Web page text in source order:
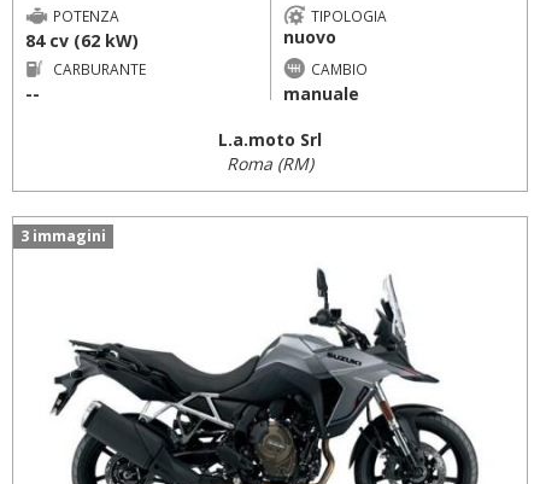
POTENZA
84 cv (62 kW)
TIPOLOGIA
nuovo
CARBURANTE
--
CAMBIO
manuale
L.a.moto Srl
Roma (RM)
3 immagini